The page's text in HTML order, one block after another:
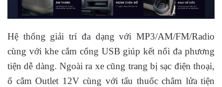
Hệ thống giải trí đa dạng với MP3/AM/FM/Radio
cùng với khe cắm cổng USB giúp kết nối đa phương
tiện dễ dàng. Ngoài ra xe cũng trang bị sạc điện thoại,
ổ cắm Outlet 12V cùng với tẩu thuốc châm lửa tiện